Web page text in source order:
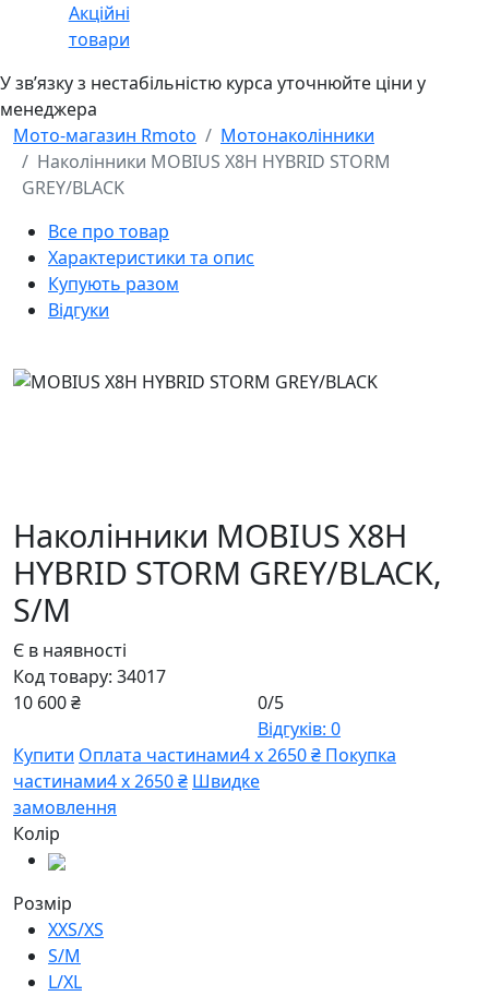
Акційні
товари
У звʼязку з нестабільністю курса уточнюйте ціни у
менеджера
Мото-магазин Rmoto
Мотонаколінники
Наколінники MOBIUS X8H HYBRID STORM
GREY/BLACK
Все про товар
Характеристики та опис
Купують разом
Відгуки
Наколінники MOBIUS X8H
HYBRID STORM GREY/BLACK,
S/M
Є в наявності
Код товару: 34017
10 600 ₴
0/5
Відгуків: 0
Купити Оплата частинами4 х 2650 ₴ Покупка
частинами4 х 2650 ₴ Швидке
замовлення
Колір
Розмір
XXS/XS
S/M
L/XL